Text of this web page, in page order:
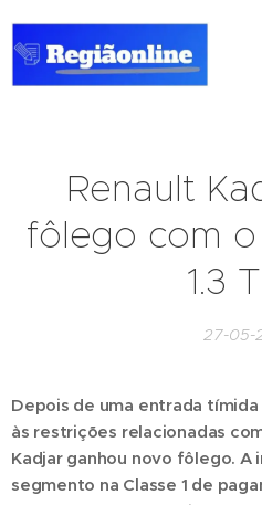
Renault
fôlego com
1.3
27-05-
Depois de uma entrada
às restrições relacionadas
Kadjar ganhou novo fôlego. A
segmento na Classe 1 de